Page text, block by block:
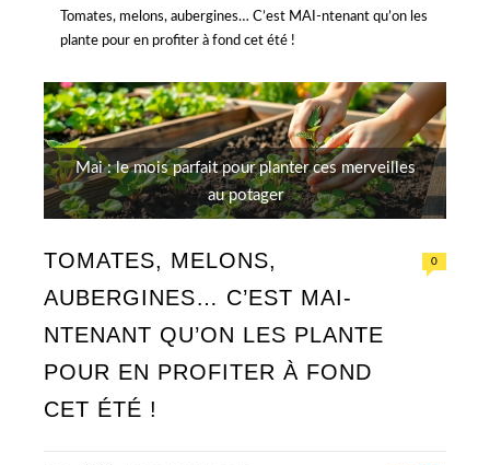
s
Tomates, melons, aubergines… C’est MAI-ntenant qu’on les
plante pour en profiter à fond cet été !
Mai : le mois parfait pour planter ces merveilles
au potager
TOMATES, MELONS,
AUBERGINES… C’EST MAI-
NTENANT QU’ON LES PLANTE
POUR EN PROFITER À FOND
CET ÉTÉ !
0